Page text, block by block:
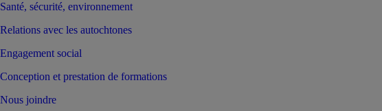
Santé, sécurité, environnement
Relations avec les autochtones
Engagement social
Conception et prestation de formations
Nous joindre